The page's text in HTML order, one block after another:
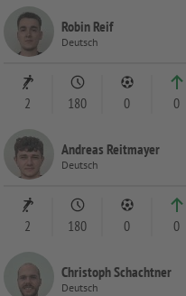
Robin Reif
Deutsch
2 180 0 0
Andreas Reitmayer
Deutsch
2 180 0 0
Christoph Schachtner
Deutsch